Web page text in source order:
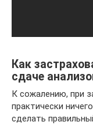
Как
сдаче
К сожалению, при
практически
сделать